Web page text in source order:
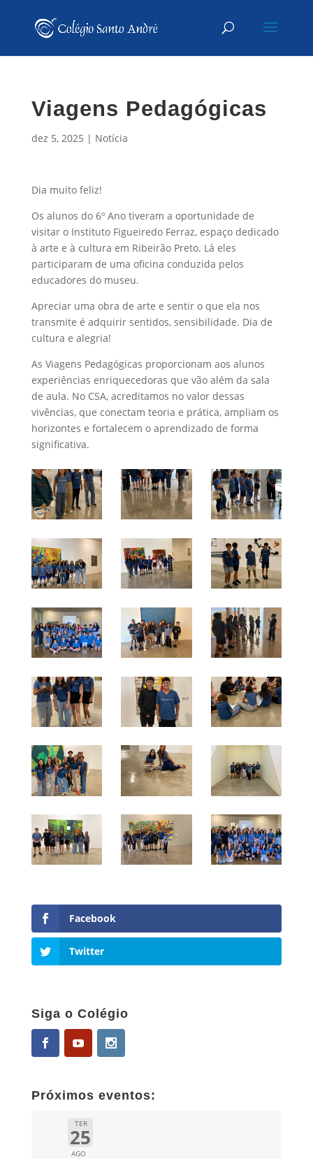
Viagens Pedagógicas
dez 5, 2025 | Notícia
Dia muito feliz!
Os alunos do 6º Ano tiveram a oportunidade de
visitar o Instituto Figueiredo Ferraz, espaço dedicado
à arte e à cultura em Ribeirão Preto. Lá eles
participaram de uma oficina conduzida pelos
educadores do museu.
Apreciar uma obra de arte e sentir o que ela nos
transmite é adquirir sentidos, sensibilidade. Dia de
cultura e alegria!
As Viagens Pedagógicas proporcionam aos alunos
experiências enriquecedoras que vão além da sala
de aula. No CSA, acreditamos no valor dessas
vivências, que conectam teoria e prática, ampliam os
horizontes e fortalecem o aprendizado de forma
significativa.
Facebook
Twitter
Siga o Colégio
Próximos eventos:
TER
25
AGO